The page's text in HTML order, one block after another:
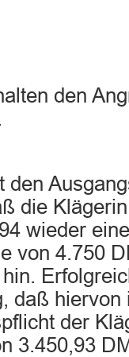
den
den
die
wieder
von 4.750
daß
der
3.450,93